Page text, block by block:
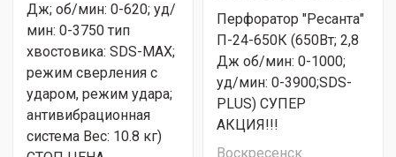
Дж; об/мин: 0-620; уд/
мин: 0-3750 тип
хвостовика: SDS-МАХ;
режим сверления с
ударом, режим удара;
антивибрационная
система Вес: 10.8 кг)
Перфоратор "Ресанта"
П-24-650К (650Вт; 2,8
Дж об/мин: 0-1000;
уд/мин: 0-3900;SDS-
PLUS) СУПЕР
АКЦИЯ!!!
Воскресенск